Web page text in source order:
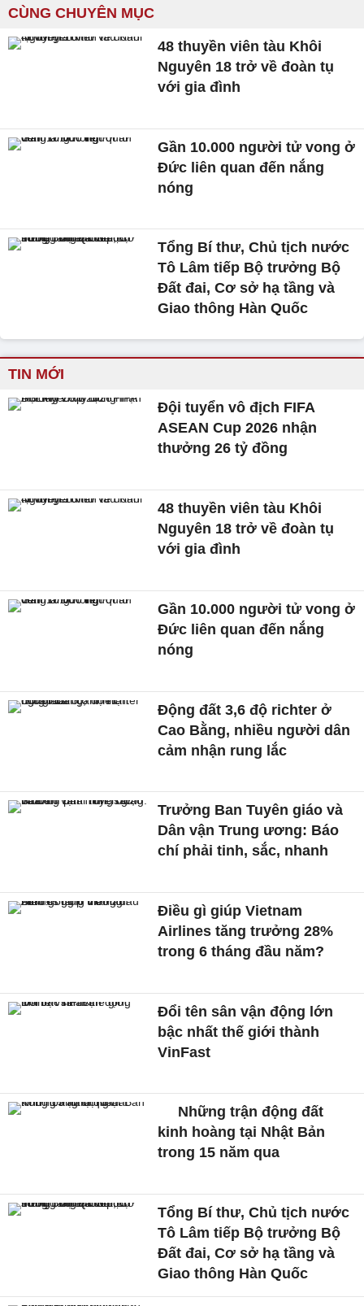
CÙNG CHUYÊN MỤC
48 thuyền viên tàu Khôi
Nguyên 18 trở về đoàn tụ
với gia đình
Gần 10.000 người tử vong ở
Đức liên quan đến nắng
nóng
Tổng Bí thư, Chủ tịch nước
Tô Lâm tiếp Bộ trưởng Bộ
Đất đai, Cơ sở hạ tầng và
Giao thông Hàn Quốc
TIN MỚI
Đội tuyển vô địch FIFA
ASEAN Cup 2026 nhận
thưởng 26 tỷ đồng
48 thuyền viên tàu Khôi
Nguyên 18 trở về đoàn tụ
với gia đình
Gần 10.000 người tử vong ở
Đức liên quan đến nắng
nóng
Động đất 3,6 độ richter ở
Cao Bằng, nhiều người dân
cảm nhận rung lắc
Trưởng Ban Tuyên giáo và
Dân vận Trung ương: Báo
chí phải tinh, sắc, nhanh
Điều gì giúp Vietnam
Airlines tăng trưởng 28%
trong 6 tháng đầu năm?
Đổi tên sân vận động lớn
bậc nhất thế giới thành
VinFast
Những trận động đất
kinh hoàng tại Nhật Bản
trong 15 năm qua
Tổng Bí thư, Chủ tịch nước
Tô Lâm tiếp Bộ trưởng Bộ
Đất đai, Cơ sở hạ tầng và
Giao thông Hàn Quốc